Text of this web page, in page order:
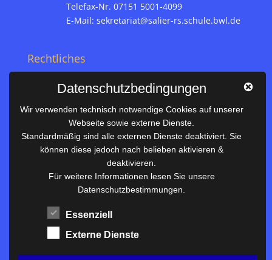
Telefax-Nr. 07151 5001-4099
E-Mail: sekretariat@salier-rs.schule.bwl.de
Rechtliches
Datenschutz
Nützliches
Vertretungsplan
Unterrichtszeiten
Downloadbereich
Terminkalender
Termine AKTUELL
Datenschutzbedingungen
Wir verwenden technisch notwendige Cookies auf unserer
Webseite sowie externe Dienste.
Standardmäßig sind alle externen Dienste deaktiviert. Sie
können diese jedoch nach belieben aktivieren &
deaktivieren.
Für weitere Informationen lesen Sie unsere
Datenschutzbestimmungen.
Essenziell
Externe Dienste